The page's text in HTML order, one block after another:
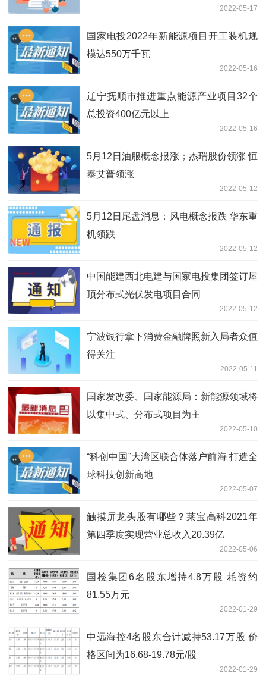
2022-05-17
国家电投2022年新能源项目开工装机规
模达550万千瓦
2022-05-16
辽宁抚顺市推进重点能源产业项目32个
总投资400亿元以上
2022-05-16
5月12日油服概念报涨；杰瑞股份领涨 恒
泰艾普领涨
2022-05-12
5月12日尾盘消息：风电概念报跌 华东重
机领跌
2022-05-12
中国能建西北电建与国家电投集团签订屋
顶分布式光伏发电项目合同
2022-05-12
宁波银行拿下消费金融牌照新入局者众值
得关注
2022-05-11
国家发改委、国家能源局：新能源领域将
以集中式、分布式项目为主
2022-05-10
“科创中国”大湾区联合体落户前海 打造全
球科技创新高地
2022-05-07
触摸屏龙头股有哪些？莱宝高科2021年
第四季度实现营业总收入20.39亿
2022-05-06
国检集团6名股东增持4.8万股 耗资约
81.55万元
2022-01-29
中远海控4名股东合计减持53.17万股 价
格区间为16.68-19.78元/股
2022-01-29